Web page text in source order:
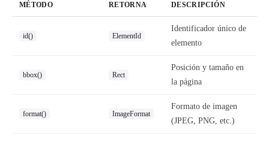
MÉTODO RETORNA DESCRIPCIÓN
id() ElementId
Identificador único de
elemento
bbox() Rect
Posición y tamaño en
la página
format() ImageFormat
Formato de imagen
(JPEG, PNG, etc.)